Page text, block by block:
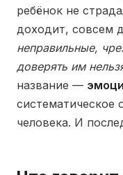
ребёнок не
доходит, совсем
неправильные,
доверять им
название —
систематическое
человека. И